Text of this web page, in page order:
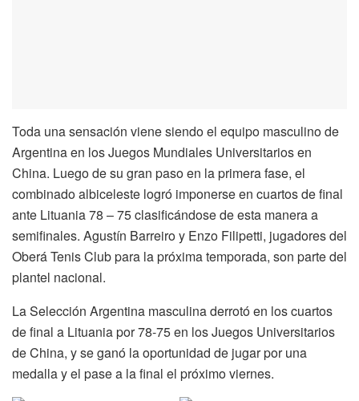
Toda una sensación viene siendo el equipo masculino de
Argentina en los Juegos Mundiales Universitarios en
China. Luego de su gran paso en la primera fase, el
combinado albiceleste logró imponerse en cuartos de final
ante Lituania 78 – 75 clasificándose de esta manera a
semifinales. Agustín Barreiro y Enzo Filipetti, jugadores del
Oberá Tenis Club para la próxima temporada, son parte del
plantel nacional.
La Selección Argentina masculina derrotó en los cuartos
de final a Lituania por 78-75 en los Juegos Universitarios
de China, y se ganó la oportunidad de jugar por una
medalla y el pase a la final el próximo viernes.